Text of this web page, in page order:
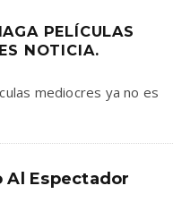
PELÍCULAS
NOTICIA.
mediocres ya no es
Al Espectador